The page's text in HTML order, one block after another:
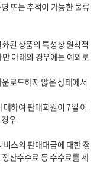
또는 추적이 가능한 물류
아래의 경우에는 예외로
우
산수수료 등 수수료를 제